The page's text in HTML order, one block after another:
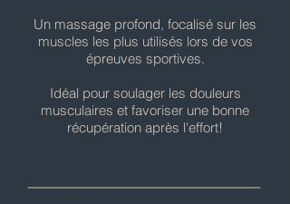
Un massage profond, focalisé sur les
muscles les plus utilisés lors de vos
épreuves sportives.
Idéal pour soulager les douleurs
musculaires et favoriser une bonne
récupération après l'effort!